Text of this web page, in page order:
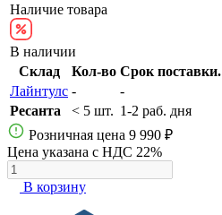
Наличие товара
В наличии
Склад
Кол-во Срок поставки.
Лайнтулс -
-
Ресанта
< 5 шт. 1-2 раб. дня
Розничная цена 9 990 ₽
Цена указана с НДС 22%
В корзину